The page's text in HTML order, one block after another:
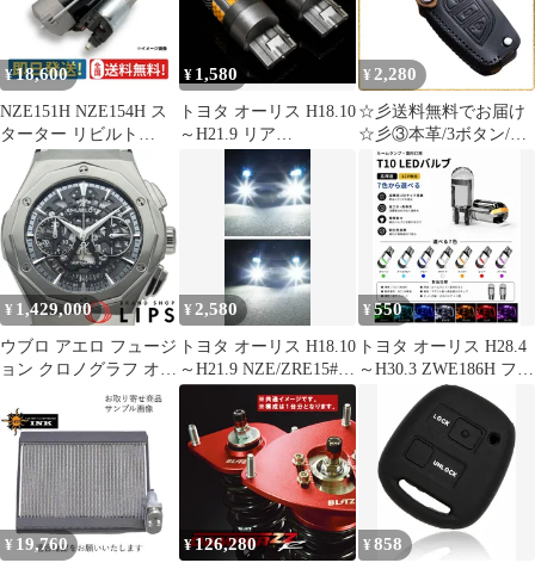
搭載 2個SET 自動切り
替え ポン付け 新品
ポン付け 新品 送料込み
Bタイプ
くい スポーティーデザ
イン 汎用 簡単取付
¥18,600
NZE151H NZE154H ス
ターター リビルト
28100-21031 トヨタ オ
ーリス 保証付 セルモー
ター 車検 修理 エンジ
ン
¥ 1,580
トヨタ オーリス H18.10
～H21.9 リア
NZE/ZRE15#系 爆光
T20 シングル/T20ピン
チ部違い兼用 アンバー
LED ウインカー 冷却フ
ァン搭載 ハイフラ防止
抵抗内蔵 2個セット 車
検対応
¥ 2,280
☆彡送料無料でお届け
☆彡③本革/3ボタン/ブ
ラック GRヤリス RCグ
レード キーケース トヨ
タ用 オーリス アベンシ
ス ジャックナイフキー
スマートキーケース ノ
アX ハイランダー レイ
ツ キーカバー キーシェ
ル アクセサリー
¥ 1,429,000
ウブロ アエロ フュージ
ョン クロノグラフ オー
リンスキー チタニウム
45mm 日本限定100本
525.NX.0127.LR.
¥ 2,580
トヨタ オーリス H18.10
～H21.9 NZE/ZRE15#系
爆光 単色 H8/H11/H16
LED フォグランプ バル
ブ 球 2個SET 特注ハイ
パワーLEDチップ搭載
ポン付け 新品 送料込み
Bタイプ
¥550
トヨタ オーリス H28.4
～H30.3 ZWE186H フロ
ント 高輝度 T10 LED
バルブ 12V COBチップ
搭載 7色選択可 ルーム
ランプ 室内灯 用 2個
SET 新品
¥ 19,760 ¥126,280 ¥858